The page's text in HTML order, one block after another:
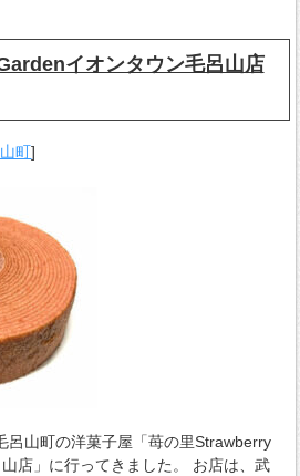
イオンタウン毛呂山店
町]
呂山町の洋菓子屋「苺の里Strawberry
店」に行ってきました。 お店は、武